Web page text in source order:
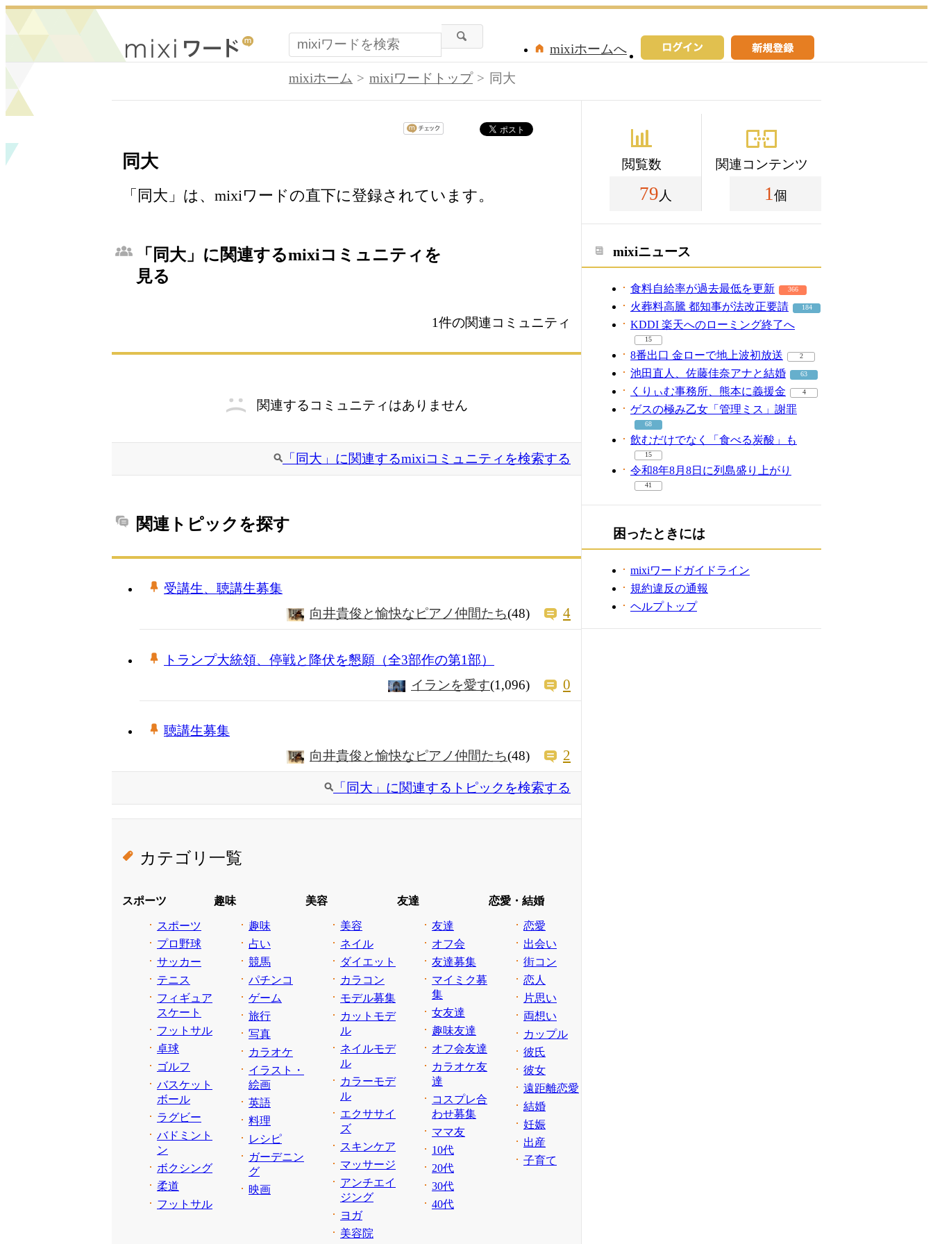
mixiホームへ
mixiホーム
mixiワードトップ 同大
同大
「同大」は、mixiワードの直下に登録されています。
「同大」に関連するmixiコミュニティを
見る
1件の関連コミュニティ
関連するコミュニティはありません
「同大」に関連するmixiコミュニティを検索する
関連トピックを探す
受講生、聴講生募集
向井貴俊と愉快なピアノ仲間たち(48) 4
トランプ大統領、停戦と降伏を懇願（全3部作の第1部）
イランを愛す(1,096) 0
聴講生募集
向井貴俊と愉快なピアノ仲間たち(48) 2
「同大」に関連するトピックを検索する
カテゴリ一覧
スポーツ
スポーツ
プロ野球
サッカー
テニス
フィギュア
スケート
フットサル
卓球
ゴルフ
バスケット
ボール
ラグビー
バドミント
ン
ボクシング
柔道
フットサル
趣味
趣味
占い
競馬
パチンコ
ゲーム
旅行
写真
カラオケ
イラスト・
絵画
英語
料理
レシピ
ガーデニン
グ
映画
美容
美容
ネイル
ダイエット
カラコン
モデル募集
カットモデ
ル
ネイルモデ
ル
カラーモデ
ル
エクササイ
ズ
スキンケア
マッサージ
アンチエイ
ジング
ヨガ
美容院
友達
友達
オフ会
友達募集
マイミク募
集
女友達
趣味友達
オフ会友達
カラオケ友
達
コスプレ合
わせ募集
ママ友
10代
20代
30代
40代
恋愛・結婚
恋愛
出会い
街コン
恋人
片思い
両想い
カップル
彼氏
彼女
遠距離恋愛
結婚
妊娠
出産
子育て
閲覧数
79 人
関連コンテンツ
1 個
mixiニュース
食料自給率が過去最低を更新 366
火葬料高騰 都知事が法改正要請 184
KDDI 楽天へのローミング終了へ
15
8番出口 金ローで地上波初放送 2
池田直人、佐藤佳奈アナと結婚 63
くりぃむ事務所、熊本に義援金 4
ゲスの極み乙女「管理ミス」謝罪
68
飲むだけでなく「食べる炭酸」も
15
令和8年8月8日に列島盛り上がり
41
困ったときには
mixiワードガイドライン
規約違反の通報
ヘルプトップ